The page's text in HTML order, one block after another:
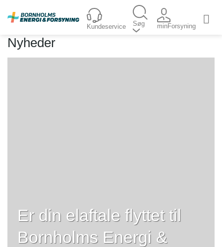
Kundeservice Søg minForsyning
Nyheder
Er din elaftale flyttet til
Bornholms Energi &